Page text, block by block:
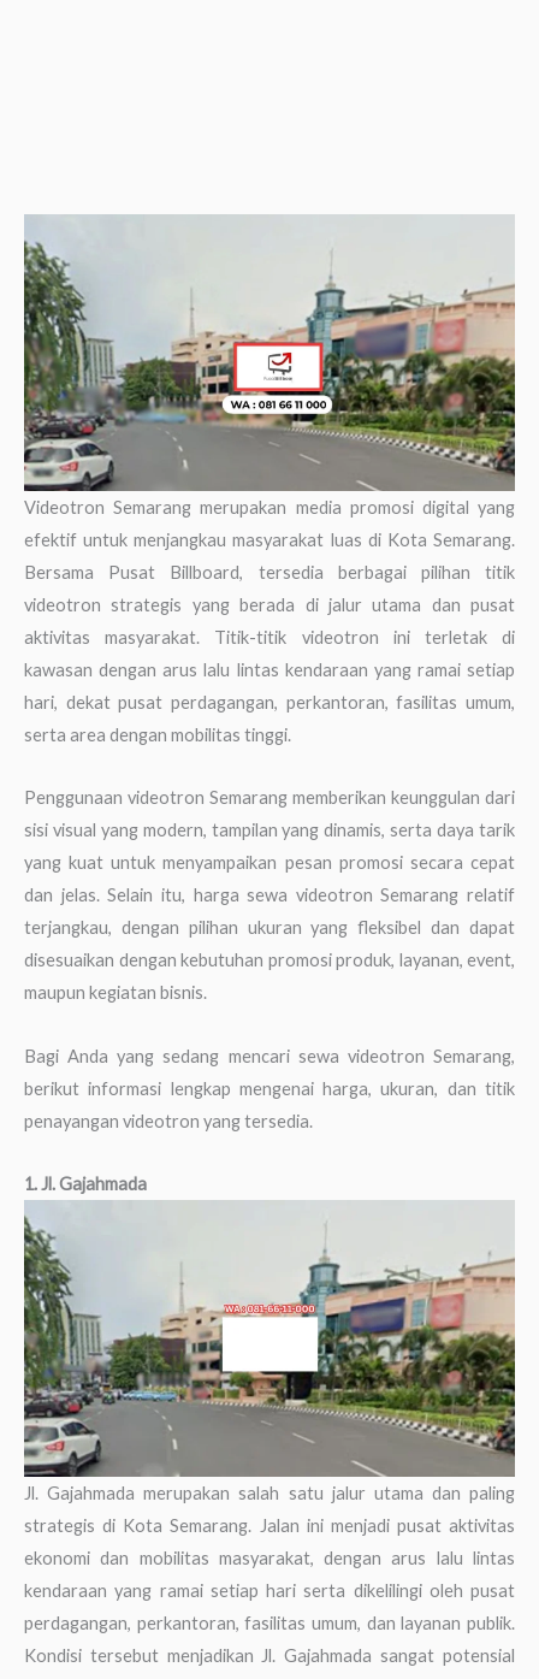
Videotron Semarang merupakan media promosi digital yang
efektif untuk menjangkau masyarakat luas di Kota Semarang.
Bersama Pusat Billboard, tersedia berbagai pilihan titik
videotron strategis yang berada di jalur utama dan pusat
aktivitas masyarakat. Titik-titik videotron ini terletak di
kawasan dengan arus lalu lintas kendaraan yang ramai setiap
hari, dekat pusat perdagangan, perkantoran, fasilitas umum,
serta area dengan mobilitas tinggi.
Penggunaan videotron Semarang memberikan keunggulan dari
sisi visual yang modern, tampilan yang dinamis, serta daya tarik
yang kuat untuk menyampaikan pesan promosi secara cepat
dan jelas. Selain itu, harga sewa videotron Semarang relatif
terjangkau, dengan pilihan ukuran yang fleksibel dan dapat
disesuaikan dengan kebutuhan promosi produk, layanan, event,
maupun kegiatan bisnis.
Bagi Anda yang sedang mencari sewa videotron Semarang,
berikut informasi lengkap mengenai harga, ukuran, dan titik
penayangan videotron yang tersedia.
1. Jl. Gajahmada
Jl. Gajahmada merupakan salah satu jalur utama dan paling
strategis di Kota Semarang. Jalan ini menjadi pusat aktivitas
ekonomi dan mobilitas masyarakat, dengan arus lalu lintas
kendaraan yang ramai setiap hari serta dikelilingi oleh pusat
perdagangan, perkantoran, fasilitas umum, dan layanan publik.
Kondisi tersebut menjadikan Jl. Gajahmada sangat potensial